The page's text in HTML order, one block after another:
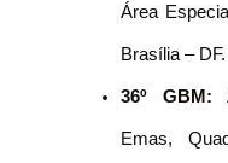
Área
Brasília –
36º GBM:
Emas,